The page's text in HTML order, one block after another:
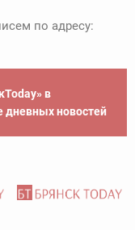
по адресу:
в
дневных новостей